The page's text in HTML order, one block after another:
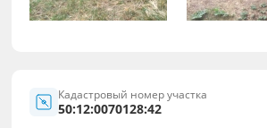
Кадастровый номер участка
50:12:0070128:42